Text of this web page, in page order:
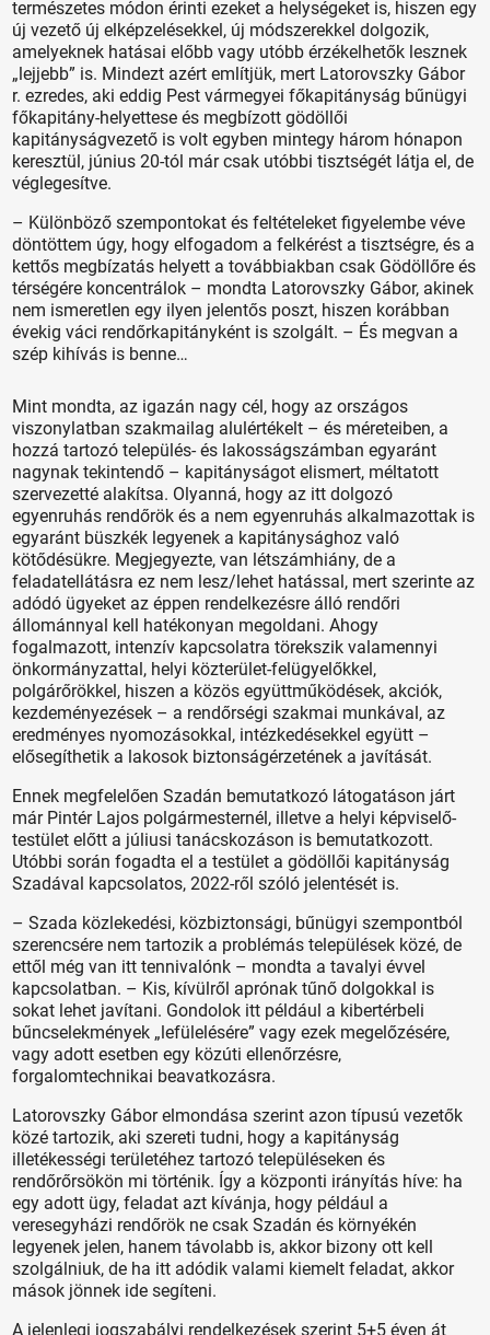
természetes módon érinti ezeket a helységeket is, hiszen egy
új vezető új elképzelésekkel, új módszerekkel dolgozik,
amelyeknek hatásai előbb vagy utóbb érzékelhetők lesznek
„lejjebb” is. Mindezt azért említjük, mert Latorovszky Gábor
r. ezredes, aki eddig Pest vármegyei főkapitányság bűnügyi
főkapitány-helyettese és megbízott gödöllői
kapitányságvezető is volt egyben mintegy három hónapon
keresztül, június 20-tól már csak utóbbi tisztségét látja el, de
véglegesítve.
– Különböző szempontokat és feltételeket figyelembe véve
döntöttem úgy, hogy elfogadom a felkérést a tisztségre, és a
kettős megbízatás helyett a továbbiakban csak Gödöllőre és
térségére koncentrálok – mondta Latorovszky Gábor, akinek
nem ismeretlen egy ilyen jelentős poszt, hiszen korábban
évekig váci rendőrkapitányként is szolgált. – És megvan a
szép kihívás is benne…
Mint mondta, az igazán nagy cél, hogy az országos
viszonylatban szakmailag alulértékelt – és méreteiben, a
hozzá tartozó település- és lakosságszámban egyaránt
nagynak tekintendő – kapitányságot elismert, méltatott
szervezetté alakítsa. Olyanná, hogy az itt dolgozó
egyenruhás rendőrök és a nem egyenruhás alkalmazottak is
egyaránt büszkék legyenek a kapitánysághoz való
kötődésükre. Megjegyezte, van létszámhiány, de a
feladatellátásra ez nem lesz/lehet hatással, mert szerinte az
adódó ügyeket az éppen rendelkezésre álló rendőri
állománnyal kell hatékonyan megoldani. Ahogy
fogalmazott, intenzív kapcsolatra törekszik valamennyi
önkormányzattal, helyi közterület-felügyelőkkel,
polgárőrökkel, hiszen a közös együttműködések, akciók,
kezdeményezések – a rendőrségi szakmai munkával, az
eredményes nyomozásokkal, intézkedésekkel együtt –
elősegíthetik a lakosok biztonságérzetének a javítását.
Ennek megfelelően Szadán bemutatkozó látogatáson járt
már Pintér Lajos polgármesternél, illetve a helyi képviselő-
testület előtt a júliusi tanácskozáson is bemutatkozott.
Utóbbi során fogadta el a testület a gödöllői kapitányság
Szadával kapcsolatos, 2022-ről szóló jelentését is.
– Szada közlekedési, közbiztonsági, bűnügyi szempontból
szerencsére nem tartozik a problémás települések közé, de
ettől még van itt tennivalónk – mondta a tavalyi évvel
kapcsolatban. – Kis, kívülről aprónak tűnő dolgokkal is
sokat lehet javítani. Gondolok itt például a kibertérbeli
bűncselekmények „lefülelésére” vagy ezek megelőzésére,
vagy adott esetben egy közúti ellenőrzésre,
forgalomtechnikai beavatkozásra.
Latorovszky Gábor elmondása szerint azon típusú vezetők
közé tartozik, aki szereti tudni, hogy a kapitányság
illetékességi területéhez tartozó településeken és
rendőrőrsökön mi történik. Így a központi irányítás híve: ha
egy adott ügy, feladat azt kívánja, hogy például a
veresegyházi rendőrök ne csak Szadán és környékén
legyenek jelen, hanem távolabb is, akkor bizony ott kell
szolgálniuk, de ha itt adódik valami kiemelt feladat, akkor
mások jönnek ide segíteni.
A jelenlegi jogszabályi rendelkezések szerint 5+5 éven át